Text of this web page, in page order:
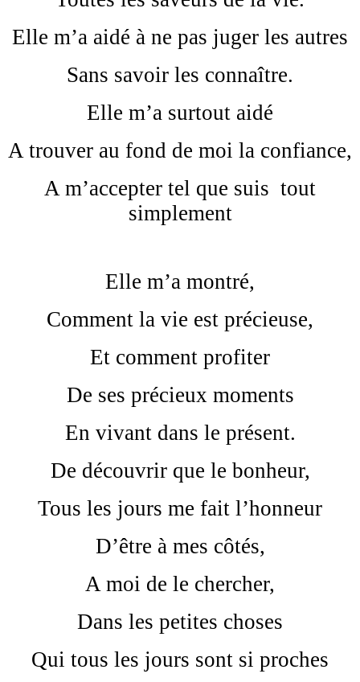
Elle m’a aidé à ne pas juger les autres
Sans savoir les connaître.
Elle m’a surtout aidé
A trouver au fond de moi la confiance,
A m’accepter tel que suis tout
simplement
Elle m’a montré,
Comment la vie est précieuse,
Et comment profiter
De ses précieux moments
En vivant dans le présent.
De découvrir que le bonheur,
Tous les jours me fait l’honneur
D’être à mes côtés,
A moi de le chercher,
Dans les petites choses
Qui tous les jours sont si proches